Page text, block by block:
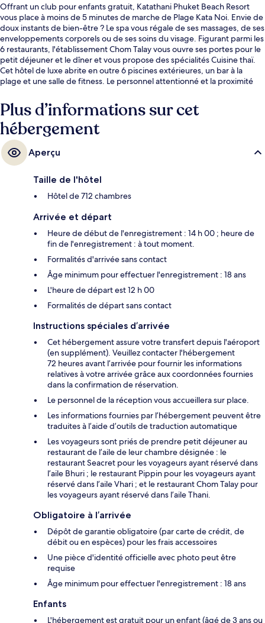
Offrant un club pour enfants gratuit, Katathani Phuket Beach Resort
vous place à moins de 5 minutes de marche de Plage Kata Noi. Envie de
doux instants de bien-être ? Le spa vous régale de ses massages, de ses
enveloppements corporels ou de ses soins du visage. Figurant parmi les
6 restaurants, l'établissement Chom Talay vous ouvre ses portes pour le
petit déjeuner et le dîner et vous propose des spécialités Cuisine thaï.
Cet hôtel de luxe abrite en outre 6 piscines extérieures, un bar à la
plage et une salle de fitness. Le personnel attentionné et la proximité
Plus d’informations sur cet
hébergement
Aperçu
Taille de l'hôtel
Hôtel de 712 chambres
Arrivée et départ
Heure de début de l'enregistrement : 14 h 00 ; heure de
fin de l'enregistrement : à tout moment.
Formalités d'arrivée sans contact
Âge minimum pour effectuer l'enregistrement : 18 ans
L'heure de départ est 12 h 00
Formalités de départ sans contact
Instructions spéciales d’arrivée
Cet hébergement assure votre transfert depuis l'aéroport
(en supplément). Veuillez contacter l'hébergement
72 heures avant l’arrivée pour fournir les informations
relatives à votre arrivée grâce aux coordonnées fournies
dans la confirmation de réservation.
Le personnel de la réception vous accueillera sur place.
Les informations fournies par l’hébergement peuvent être
traduites à l’aide d’outils de traduction automatique
Les voyageurs sont priés de prendre petit déjeuner au
restaurant de l’aile de leur chambre désignée : le
restaurant Seacret pour les voyageurs ayant réservé dans
l’aile Bhuri ; le restaurant Pippin pour les voyageurs ayant
réservé dans l’aile Vhari ; et le restaurant Chom Talay pour
les voyageurs ayant réservé dans l’aile Thani.
Obligatoire à l’arrivée
Dépôt de garantie obligatoire (par carte de crédit, de
débit ou en espèces) pour les frais accessoires
Une pièce d'identité officielle avec photo peut être
requise
Âge minimum pour effectuer l'enregistrement : 18 ans
Enfants
L'hébergement est gratuit pour un enfant (âgé de 3 ans ou